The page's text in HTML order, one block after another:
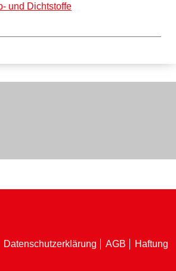
und Dichtstoffe
Datenschutzerklärung AGB Haftung